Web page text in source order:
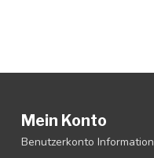
Mein Konto
Benutzerkonto Information